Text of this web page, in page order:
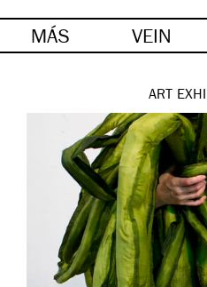
MÁS VEIN
ART